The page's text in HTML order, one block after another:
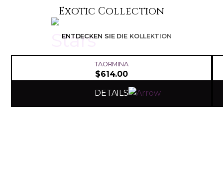
Exotic Collection
ENTDECKEN SIE DIE KOLLEKTION
TAORMINA
$614.00
DETAILS